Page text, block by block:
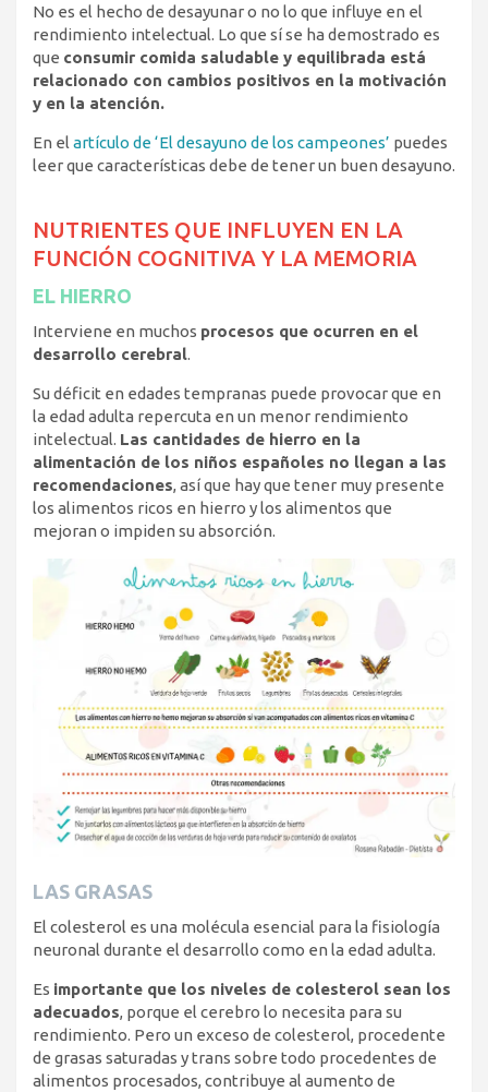
No es el hecho de desayunar o no lo que influye en el
rendimiento intelectual. Lo que sí se ha demostrado es
que consumir comida saludable y equilibrada está
relacionado con cambios positivos en la motivación
y en la atención.
En el artículo de ‘El desayuno de los campeones’ puedes
leer que características debe de tener un buen desayuno.
NUTRIENTES QUE INFLUYEN EN LA
FUNCIÓN COGNITIVA Y LA MEMORIA
EL HIERRO
Interviene en muchos procesos que ocurren en el
desarrollo cerebral.
Su déficit en edades tempranas puede provocar que en
la edad adulta repercuta en un menor rendimiento
intelectual. Las cantidades de hierro en la
alimentación de los niños españoles no llegan a las
recomendaciones, así que hay que tener muy presente
los alimentos ricos en hierro y los alimentos que
mejoran o impiden su absorción.
LAS GRASAS
El colesterol es una molécula esencial para la fisiología
neuronal durante el desarrollo como en la edad adulta.
Es importante que los niveles de colesterol sean los
adecuados, porque el cerebro lo necesita para su
rendimiento. Pero un exceso de colesterol, procedente
de grasas saturadas y trans sobre todo procedentes de
alimentos procesados, contribuye al aumento de